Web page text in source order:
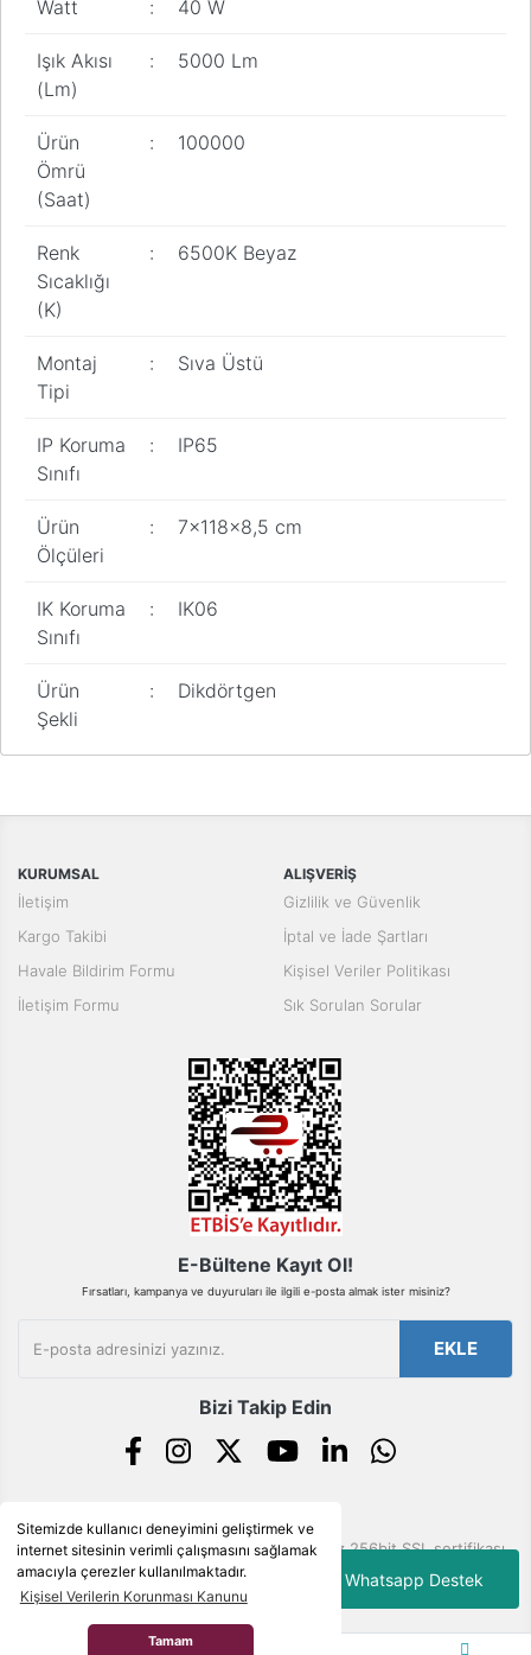
Sitemizde kullanıcı deneyimini geliştirmek ve
internet sitesinin verimli çalışmasını sağlamak
amacıyla çerezler kullanılmaktadır.
Kişisel Verilerin Korunması Kanunu
Tamam
Whatsapp Destek
Watt : 40 W
Işık Akısı
(Lm)
: 5000 Lm
Ürün
Ömrü
(Saat)
: 100000
Renk
Sıcaklığı
(K)
: 6500K Beyaz
Montaj
Tipi
: Sıva Üstü
IP Koruma
Sınıfı
: IP65
Ürün
Ölçüleri
: 7x118x8,5 cm
IK Koruma
Sınıfı
: IK06
Ürün
Şekli
: Dikdörtgen
Yorum Yaz
Bu ürünün fiyat bilgisi, resim, ürün açıklamalarında ve diğer
Ürün resmi kalitesiz, bozuk veya görüntülenemiyor.
Ürün fiyatı diğer sitelerden daha pahalı.
Bu ürüne benzer farklı alternatifler olmalı.
Gönder
KURUMSAL
İletişim
Kargo Takibi
Havale Bildirim Formu
İletişim Formu
ALIŞVERİŞ
Gizlilik ve Güvenlik
İptal ve İade Şartları
Kişisel Veriler Politikası
Sık Sorulan Sorular
E-Bültene Kayıt Ol!
Fırsatları, kampanya ve duyuruları ile ilgili e-posta almak ister misiniz?
EKLE
Bizi Takip Edin
© Tüm hakları saklıdır. Kredi kartı bilgileriniz 256bit SSL sertifikası
ile korunmaktadır.